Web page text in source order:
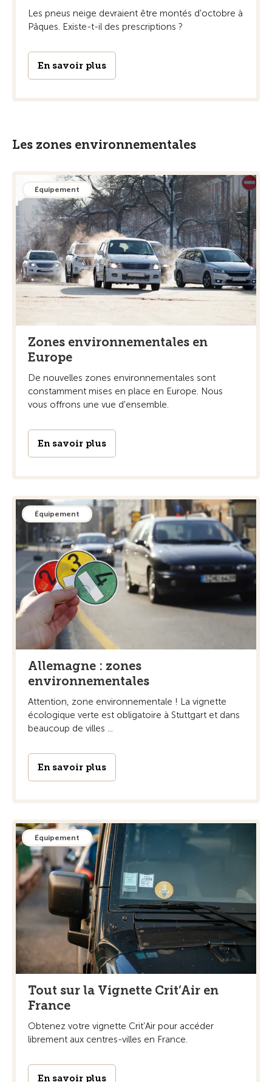
Les pneus neige devraient être montés d'octobre à
Pâques. Existe-t-il des prescriptions ?
En savoir plus
Les zones environnementales
Équipement
Zones environnementales en
Europe
De nouvelles zones environnementales sont
constamment mises en place en Europe. Nous
vous offrons une vue d'ensemble.
En savoir plus
Équipement
Allemagne : zones
environnementales
Attention, zone environnementale ! La vignette
écologique verte est obligatoire à Stuttgart et dans
beaucoup de villes ...
En savoir plus
Équipement
Tout sur la Vignette Crit’Air en
France
Obtenez votre vignette Crit’Air pour accéder
librement aux centres-villes en France.
En savoir plus